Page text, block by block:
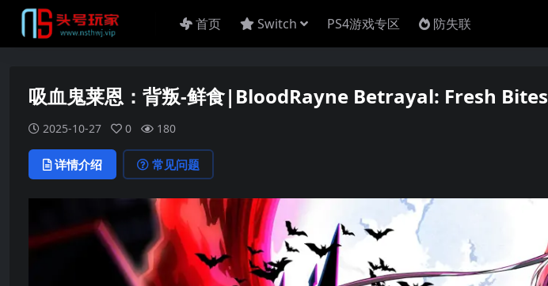
首页 Switch PS4游戏专区 防失联
吸血鬼莱恩：背叛-鲜食|BloodRayne Betrayal: Fresh Bites
2025-10-27 0 180
详情介绍 常见问题